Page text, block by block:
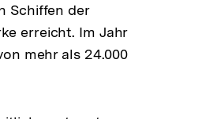
Schiffen der
erreicht. Im Jahr
mehr als 24.000